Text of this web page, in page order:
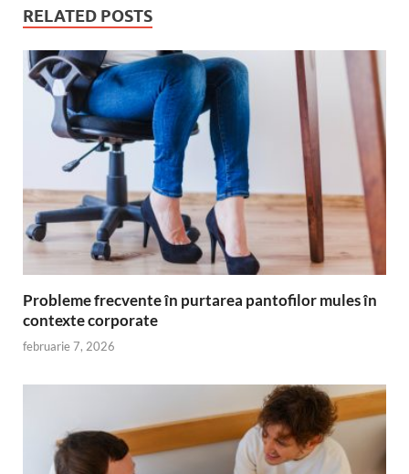
RELATED POSTS
Probleme frecvente în purtarea pantofilor mules în
contexte corporate
februarie 7, 2026